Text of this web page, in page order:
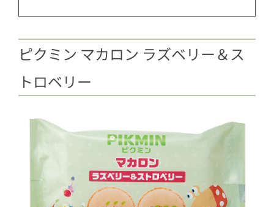
ピクミン マカロン ラズベリー＆ス
トロベリー